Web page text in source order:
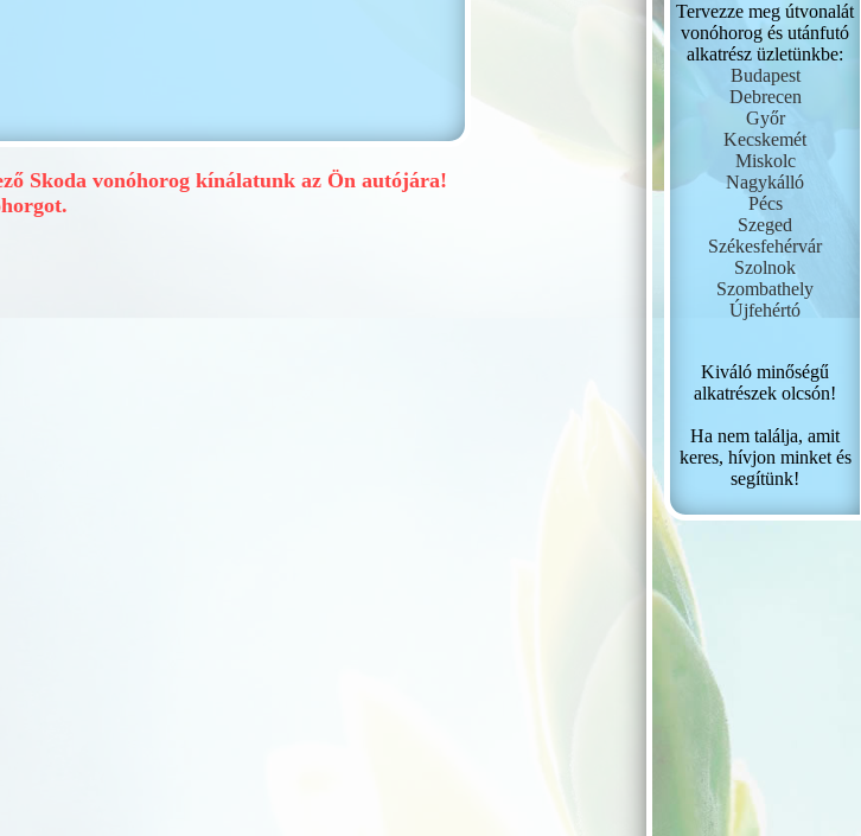
Skoda vonóhorog kínálatunk az Ön autójára!
Tervezze meg útvonalát
vonóhorog és utánfutó
alkatrész üzletünkbe:
Budapest
Debrecen
Győr
Kecskemét
Miskolc
Nagykálló
Pécs
Szeged
Székesfehérvár
Szolnok
Szombathely
Újfehértó
Kiváló minőségű
alkatrészek olcsón!
Ha nem találja, amit
keres, hívjon minket és
segítünk!